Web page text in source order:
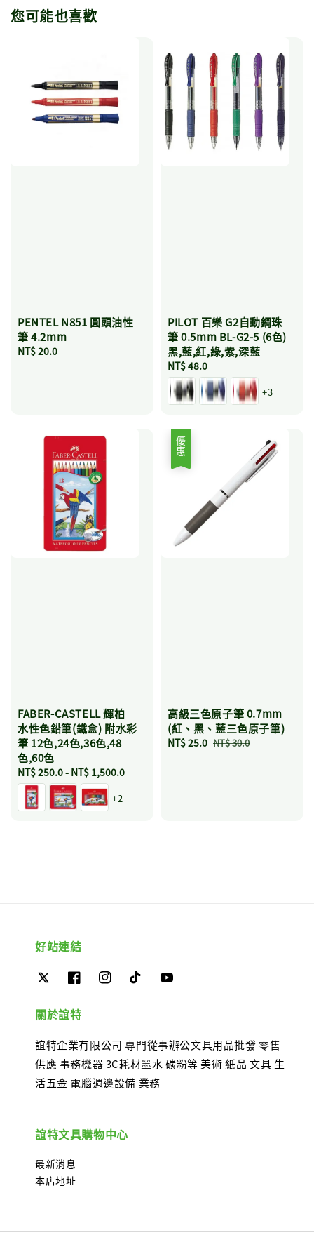
您可能也喜歡
PENTEL N851 圓頭油性
筆 4.2mm
Regular
NT$ 20.0
PILOT 百樂 G2自動鋼珠
筆 0.5mm BL-G2-5 (6色)
黑,藍,紅,綠,紫,深藍
Regular
price
NT$ 48.0
+3
FABER-CASTELL 輝柏
水性色鉛筆(鐵盒) 附水彩
筆 12色,24色,36色,48
色,60色
Regular
price
NT$ 250.0- NT$ 1,500.0
+2
優惠
高級三色原子筆 0.7mm
(紅、黑、藍三色原子筆)
Sale
NT$ 25.0 Regular
NT$ 30.0
好站連結
關於誼特
誼特企業有限公司 專門從事辦公文具用品批發 零售
供應 事務機器 3C耗材墨水 碳粉等 美術 紙品 文具 生
活五金 電腦週邊設備 業務
誼特文具購物中心
最新消息
本店地址